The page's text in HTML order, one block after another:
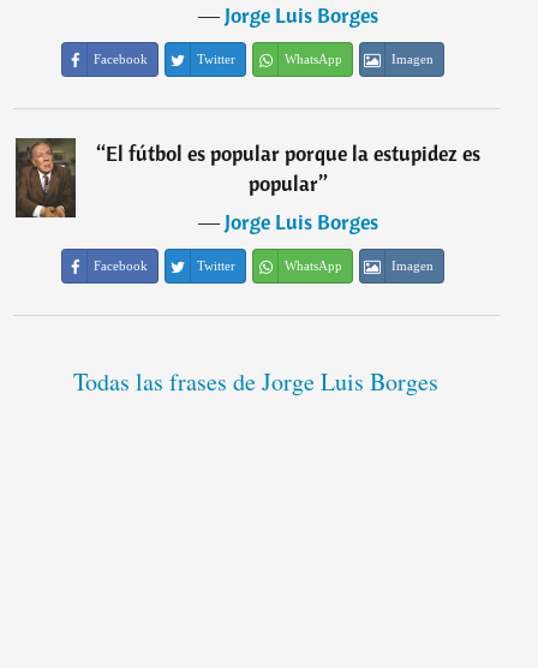
―Jorge Luis Borges
Facebook Twitter WhatsApp Imagen
“El fútbol es popular porque la estupidez es
popular”
―Jorge Luis Borges
Facebook Twitter WhatsApp Imagen
Todas las frases de Jorge Luis Borges